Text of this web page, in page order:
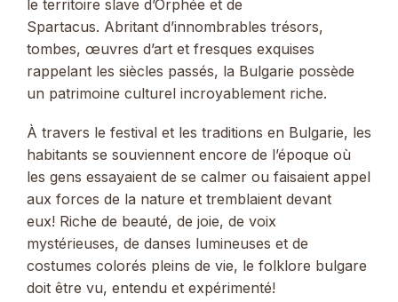
le territoire slave d’Orphée et de
Spartacus. Abritant d’innombrables trésors,
tombes, œuvres d’art et fresques exquises
rappelant les siècles passés, la Bulgarie possède
un patrimoine culturel incroyablement riche.
À travers le festival et les traditions en Bulgarie, les
habitants se souviennent encore de l’époque où
les gens essayaient de se calmer ou faisaient appel
aux forces de la nature et tremblaient devant
eux! Riche de beauté, de joie, de voix
mystérieuses, de danses lumineuses et de
costumes colorés pleins de vie, le folklore bulgare
doit être vu, entendu et expérimenté!